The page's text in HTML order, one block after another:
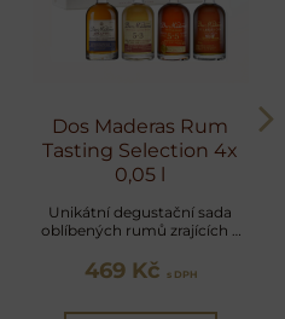
Dos Maderas Rum
Tasting Selection 4x
0,05 l
Unikátní degustační sada
oblíbených rumů zrajících v
469 Kč s DPH